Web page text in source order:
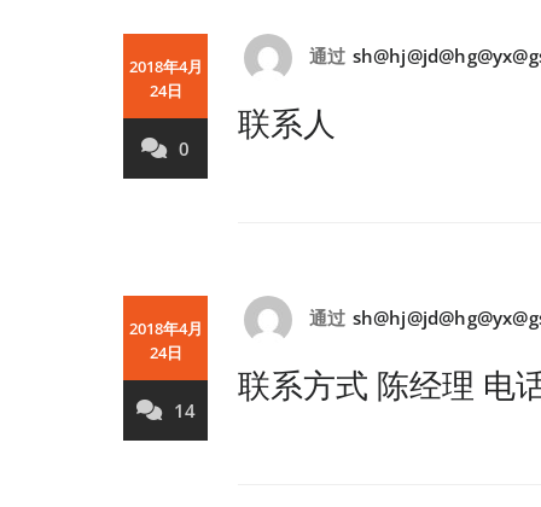
2018年4月
24日
0
通过
联系人
2018年4月
24日
14
通过
联系方式 陈经理 电